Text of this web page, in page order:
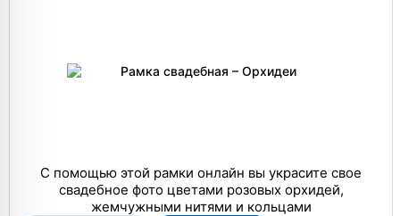
С помощью этой рамки онлайн вы украсите свое
свадебное фото цветами розовых орхидей,
жемчужными нитями и кольцами